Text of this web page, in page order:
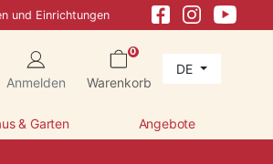
und Einrichtungen
Anmelden
0
Warenkorb
DE
& Garten Angebote